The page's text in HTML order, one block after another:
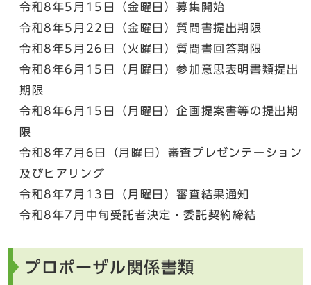
令和8年5月15日（金曜日）募集開始
令和8年5月22日（金曜日）質問書提出期限
令和8年5月26日（火曜日）質問書回答期限
令和8年6月15日（月曜日）参加意思表明書類提出
期限
令和8年6月15日（月曜日）企画提案書等の提出期
限
令和8年7月6日（月曜日）審査プレゼンテーション
及びヒアリング
令和8年7月13日（月曜日）審査結果通知
令和8年7月中旬受託者決定・委託契約締結
プロポーザル関係書類